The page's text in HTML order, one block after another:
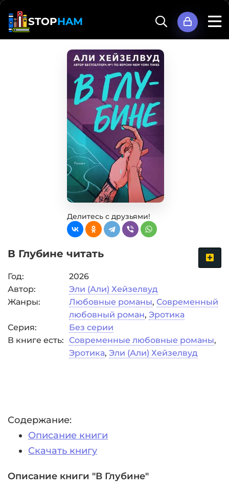
STOPHAM
Делитесь с друзьями!
В Глубине читать
Год:
2026
Автор:
Эли (Али) Хейзелвуд
Жанры:
Любовные романы, Современный
любовный роман, Эротика
Серия:
Без серии
В книге есть:
Современные любовные романы,
Эротика, Эли (Али) Хейзелвуд
Содержание:
Описание книги
Скачать книгу
Описание книги "В Глубине"